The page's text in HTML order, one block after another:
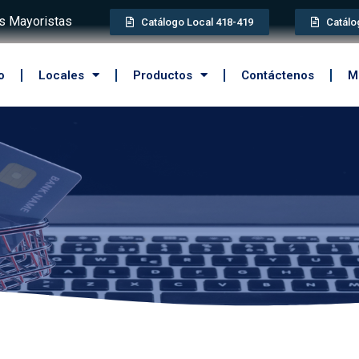
Mayoristas Catálogo Local 418-419
Locales Productos Contáctenos